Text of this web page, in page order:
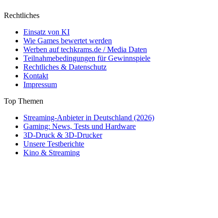
Rechtliches
Einsatz von KI
Wie Games bewertet werden
Werben auf techkrams.de / Media Daten
Teilnahmebedingungen für Gewinnspiele
Rechtliches & Datenschutz
Kontakt
Impressum
Top Themen
Streaming-Anbieter in Deutschland (2026)
Gaming: News, Tests und Hardware
3D-Druck & 3D-Drucker
Unsere Testberichte
Kino & Streaming